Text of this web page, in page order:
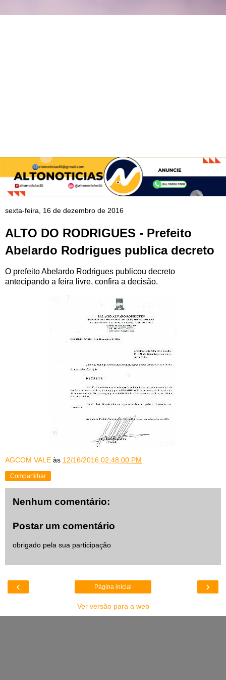
sexta-feira, 16 de dezembro de 2016
ALTO DO RODRIGUES - Prefeito
Abelardo Rodrigues publica decreto
O prefeito Abelardo Rodrigues publicou decreto
antecipando a feira livre, confira a decisão.
AGCOM VALE às 12/16/2016 02:48:00 PM
Compartilhar
Nenhum comentário:
Postar um comentário
obrigado pela sua participação
‹ ›
Página inicial
Ver versão para a web